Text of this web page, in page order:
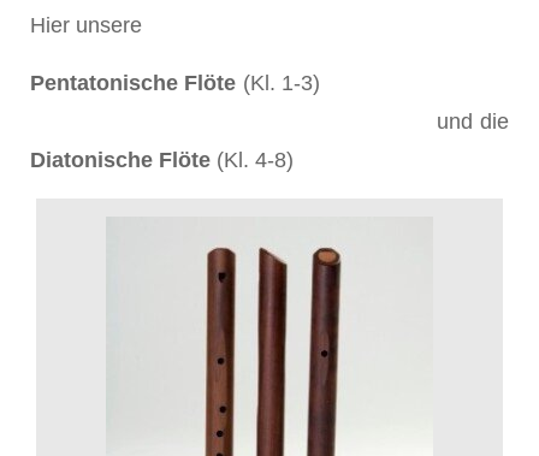
Hier unsere
Pentatonische Flöte (Kl. 1-3)
und die
Diatonische Flöte (Kl. 4-8)